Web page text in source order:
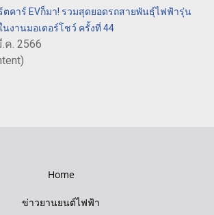
ตคาร์ EVก็มา! รวมสุดยอดรถสายพันธุ์ไฟฟ้ารุ่น
นงานมอเตอร์โชว์ ครั้งที่ 44
ค. 2566
Home
ข่าวยานยนต์ไฟฟ้า